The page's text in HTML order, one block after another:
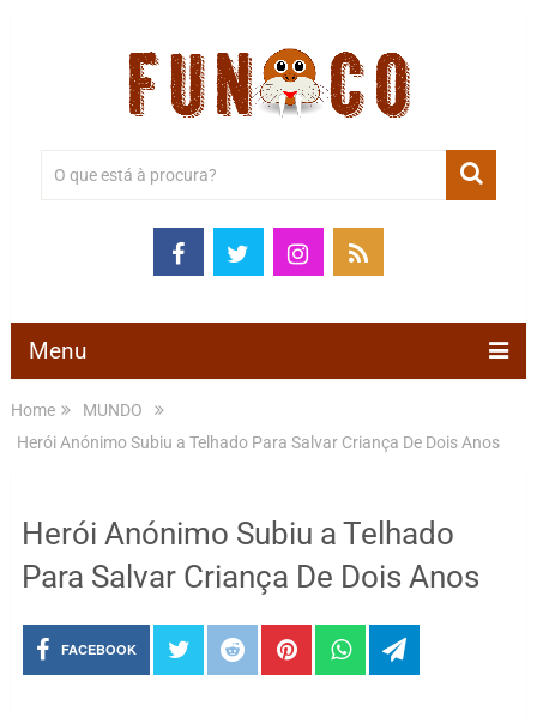
Menu
Home
MUNDO
Herói Anónimo Subiu a Telhado Para Salvar Criança De Dois Anos
Herói Anónimo Subiu a Telhado
Para Salvar Criança De Dois Anos
FACEBOOK